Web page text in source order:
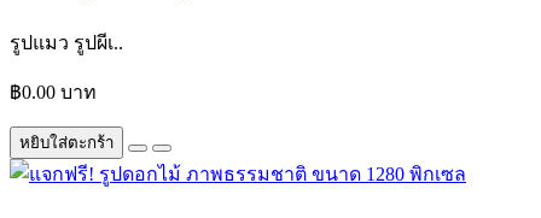
รูปแมว รูปผีเ..
฿0.00 บาท
หยิบใส่ตะกร้า